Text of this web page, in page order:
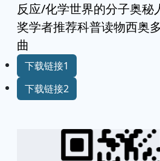
反应/化学世界的分子奥秘
奖学者推荐科普读物西奥
曲
下载链接1
下载链接2